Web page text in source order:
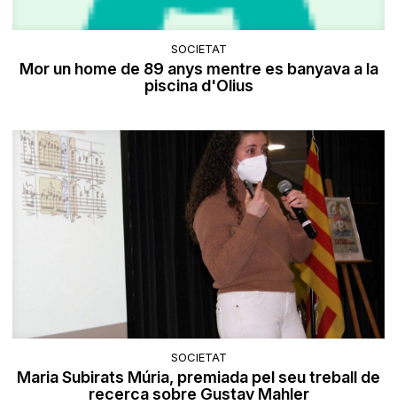
SOCIETAT
Mor un home de 89 anys mentre es banyava a la
piscina d'Olius
SOCIETAT
Maria Subirats Múria, premiada pel seu treball de
recerca sobre Gustav Mahler